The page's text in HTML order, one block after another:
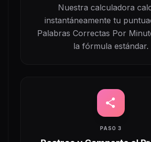
Nuestra calculadora
instantáneamente tu
Palabras Correctas Por
la fórmula estándar.
share
PASO 3